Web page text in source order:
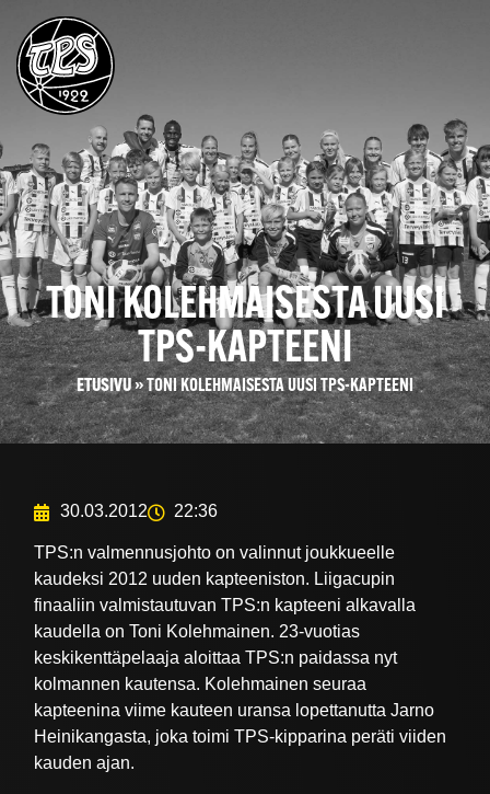
TONI KOLEHMAISESTA UUSI
TPS-KAPTEENI
ETUSIVU»TONI KOLEHMAISESTA UUSI TPS-KAPTEENI
30.03.2012 22:36
TPS:n valmennusjohto on valinnut joukkueelle
kaudeksi 2012 uuden kapteeniston. Liigacupin
finaaliin valmistautuvan TPS:n kapteeni alkavalla
kaudella on Toni Kolehmainen. 23-vuotias
keskikenttäpelaaja aloittaa TPS:n paidassa nyt
kolmannen kautensa. Kolehmainen seuraa
kapteenina viime kauteen uransa lopettanutta Jarno
Heinikangasta, joka toimi TPS-kipparina peräti viiden
kauden ajan.